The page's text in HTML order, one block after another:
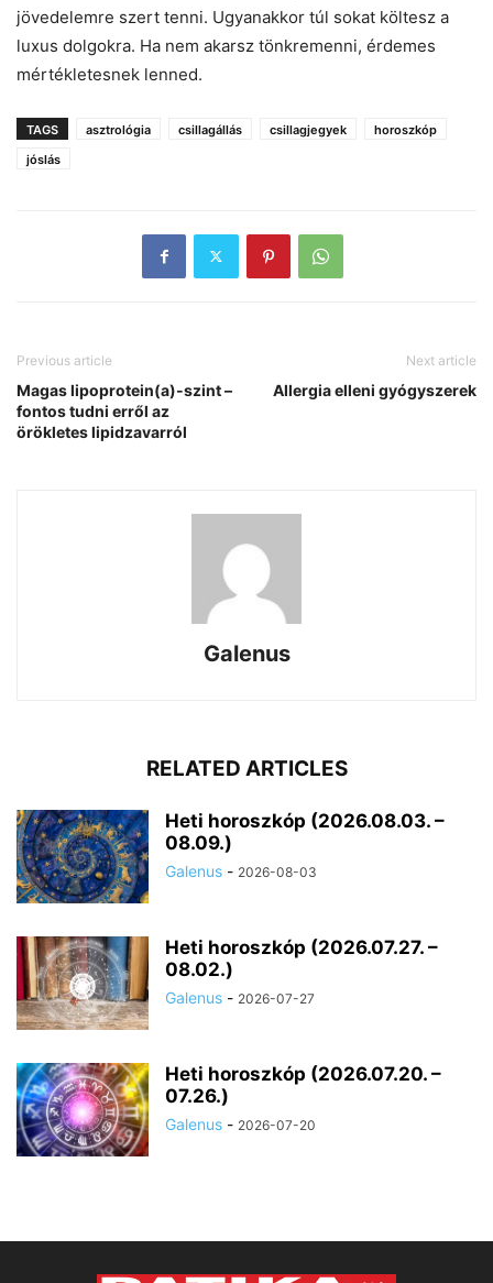
jövedelemre szert tenni. Ugyanakkor túl sokat költesz a
luxus dolgokra. Ha nem akarsz tönkremenni, érdemes
mértékletesnek lenned.
TAGS asztrológia csillagállás csillagjegyek
horoszkóp
jóslás
Previous article
Magas lipoprotein(a)-szint –
fontos tudni erről az
örökletes lipidzavarról
Next article
Allergia elleni gyógyszerek
Galenus
RELATED ARTICLES
Heti horoszkóp (2026.08.03. –
08.09.)
Galenus - 2026-08-03
Heti horoszkóp (2026.07.27. –
08.02.)
Galenus - 2026-07-27
Heti horoszkóp (2026.07.20. –
07.26.)
Galenus - 2026-07-20